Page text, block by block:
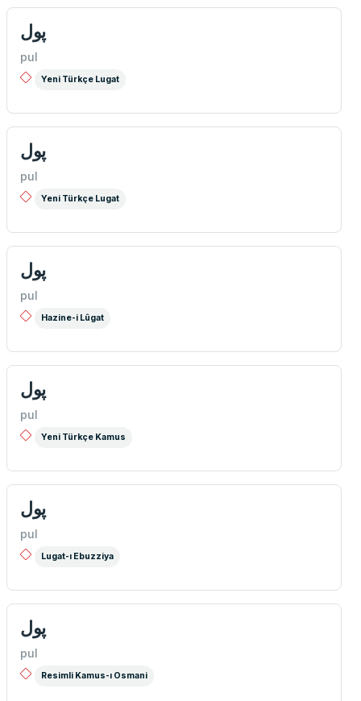
پول
pul
Yeni Türkçe Lugat
پول
pul
Yeni Türkçe Lugat
پول
pul
Hazine-i Lûgat
پول
pul
Yeni Türkçe Kamus
پول
pul
Lugat-ı Ebuzziya
پول
pul
Resimli Kamus-ı Osmani